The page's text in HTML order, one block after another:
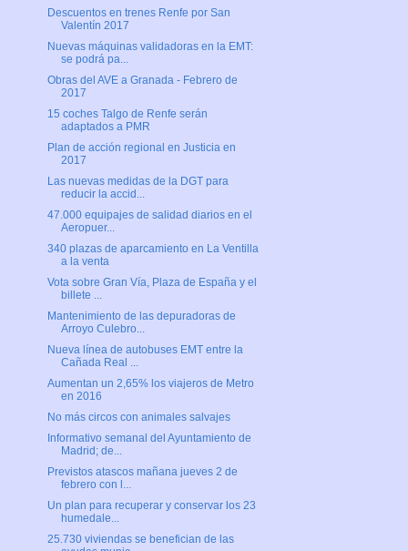
Descuentos en trenes Renfe por San
Valentín 2017
Nuevas máquinas validadoras en la EMT:
se podrá pa...
Obras del AVE a Granada - Febrero de
2017
15 coches Talgo de Renfe serán
adaptados a PMR
Plan de acción regional en Justicia en
2017
Las nuevas medidas de la DGT para
reducir la accid...
47.000 equipajes de salidad diarios en el
Aeropuer...
340 plazas de aparcamiento en La Ventilla
a la venta
Vota sobre Gran Vía, Plaza de España y el
billete ...
Mantenimiento de las depuradoras de
Arroyo Culebro...
Nueva línea de autobuses EMT entre la
Cañada Real ...
Aumentan un 2,65% los viajeros de Metro
en 2016
No más circos con animales salvajes
Informativo semanal del Ayuntamiento de
Madrid; de...
Previstos atascos mañana jueves 2 de
febrero con l...
Un plan para recuperar y conservar los 23
humedale...
25.730 viviendas se benefician de las